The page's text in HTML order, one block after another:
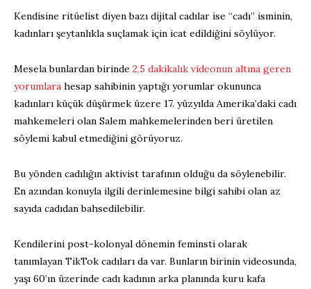
Kendisine ritüelist diyen bazı dijital cadılar ise “cadı” isminin,
kadınları şeytanlıkla suçlamak için icat edildiğini söylüyor.
Mesela bunlardan birinde 2,5 dakikalık videonun altına geren
yorumlara hesap sahibinin yaptığı yorumlar okununca
kadınları küçük düşürmek üzere 17. yüzyılda Amerika’daki cadı
mahkemeleri olan Salem mahkemelerinden beri üretilen
söylemi kabul etmediğini görüyoruz.
Bu yönden cadılığın aktivist tarafının olduğu da söylenebilir.
En azından konuyla ilgili derinlemesine bilgi sahibi olan az
sayıda cadıdan bahsedilebilir.
Kendilerini post-kolonyal dönemin feminsti olarak
tanımlayan TikTok cadıları da var. Bunların birinin videosunda,
yaşı 60’ın üzerinde cadı kadının arka planında kuru kafa